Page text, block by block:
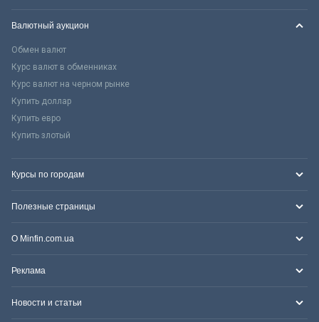
Валютный аукцион
Обмен валют
Курс валют в обменниках
Курс валют на черном рынке
Купить доллар
Купить евро
Купить злотый
Курсы по городам
Полезные страницы
О Minfin.com.ua
Реклама
Новости и статьи